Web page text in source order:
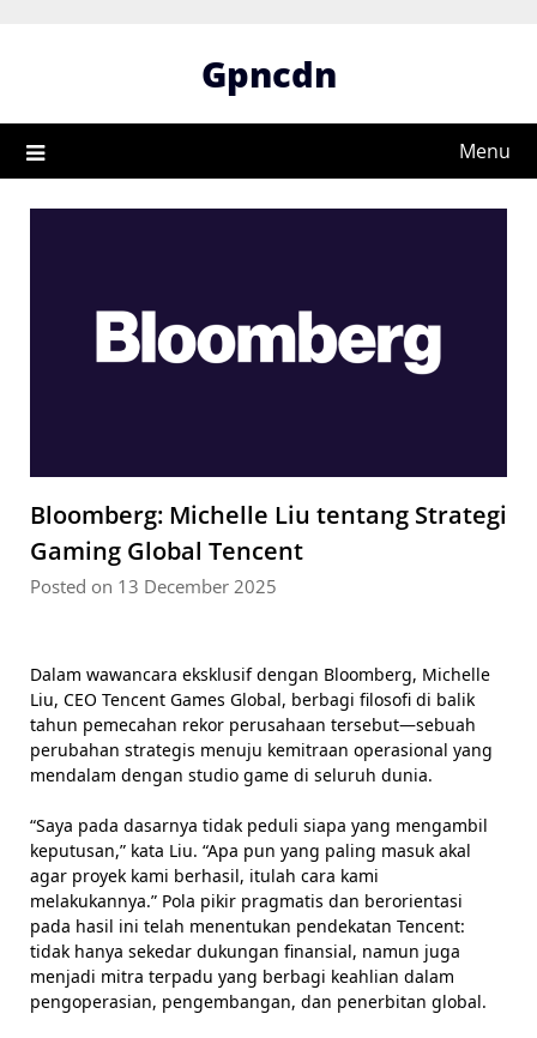
Gpncdn
Menu
Bloomberg: Michelle Liu tentang Strategi
Gaming Global Tencent
Posted on 13 December 2025
Dalam wawancara eksklusif dengan Bloomberg, Michelle
Liu, CEO Tencent Games Global, berbagi filosofi di balik
tahun pemecahan rekor perusahaan tersebut—sebuah
perubahan strategis menuju kemitraan operasional yang
mendalam dengan studio game di seluruh dunia.
“Saya pada dasarnya tidak peduli siapa yang mengambil
keputusan,” kata Liu. “Apa pun yang paling masuk akal
agar proyek kami berhasil, itulah cara kami
melakukannya.” Pola pikir pragmatis dan berorientasi
pada hasil ini telah menentukan pendekatan Tencent:
tidak hanya sekedar dukungan finansial, namun juga
menjadi mitra terpadu yang berbagi keahlian dalam
pengoperasian, pengembangan, dan penerbitan global.